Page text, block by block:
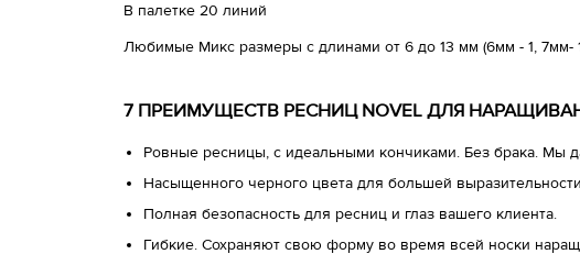
В палетке 20 линий
Любимые Микс размеры с длинами от 6 до 13 мм (6мм - 1, 7мм- 1,
7 ПРЕИМУЩЕСТВ РЕСНИЦ NOVEL ДЛЯ
Ровные ресницы, с идеальными кончиками. Без брака. Мы
Насыщенного черного цвета для большей
Полная безопасность для ресниц и глаз вашего клиента.
Гибкие. Сохраняют свою форму во время всей носки